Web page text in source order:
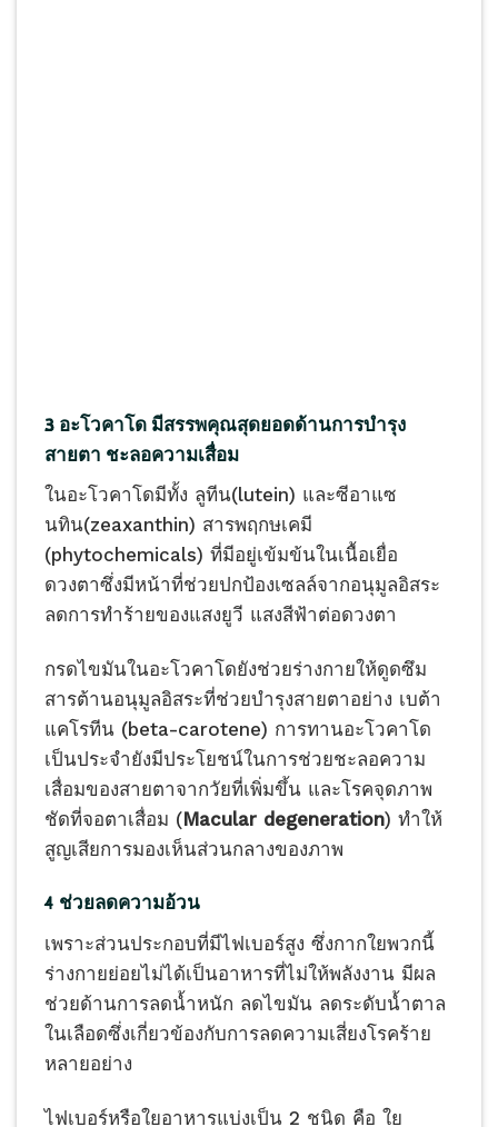
3 อะโวคาโด มีสรรพคุณสุดยอดด้านการบำรุง
สายตา ชะลอความเสื่อม
ในอะโวคาโดมีทั้ง ลูทีน(lutein) และซีอาแซ
นทิน(zeaxanthin) สารพฤกษเคมี
(phytochemicals) ที่มีอยู่เข้มข้นในเนื้อเยื่อ
ดวงตาซึ่งมีหน้าที่ช่วยปกป้องเซลล์จากอนุมูลอิสระ
ลดการทำร้ายของแสงยูวี แสงสีฟ้าต่อดวงตา
กรดไขมันในอะโวคาโดยังช่วยร่างกายให้ดูดซึม
สารต้านอนุมูลอิสระที่ช่วยบำรุงสายตาอย่าง เบต้า
แคโรทีน (beta-carotene) การทานอะโวคาโด
เป็นประจำยังมีประโยชน์ในการช่วยชะลอความ
เสื่อมของสายตาจากวัยที่เพิ่มขึ้น และโรคจุดภาพ
ชัดที่จอตาเสื่อม (Macular degeneration) ทำให้
สูญเสียการมองเห็นส่วนกลางของภาพ
4 ช่วยลดความอ้วน
เพราะส่วนประกอบที่มีไฟเบอร์สูง ซึ่งกากใยพวกนี้
ร่างกายย่อยไม่ได้เป็นอาหารที่ไม่ให้พลังงาน มีผล
ช่วยด้านการลดน้ำหนัก ลดไขมัน ลดระดับน้ำตาล
ในเลือดซึ่งเกี่ยวข้องกับการลดความเสี่ยงโรคร้าย
หลายอย่าง
ไฟเบอร์หรือใยอาหารแบ่งเป็น 2 ชนิด คือ ใย